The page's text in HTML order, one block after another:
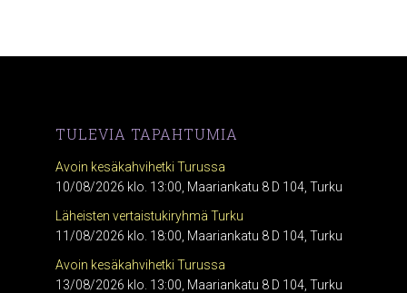
TULEVIA TAPAHTUMIA
Avoin kesäkahvihetki Turussa
10/08/2026 klo. 13:00, Maariankatu 8 D 104, Turku
Läheisten vertaistukiryhmä Turku
11/08/2026 klo. 18:00, Maariankatu 8 D 104, Turku
Avoin kesäkahvihetki Turussa
13/08/2026 klo. 13:00, Maariankatu 8 D 104, Turku